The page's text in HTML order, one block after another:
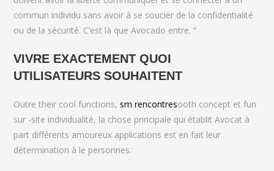
commun individu sans avoir à se soucier de la confidentialité
ou de la sécurité. C’est là que Avocado entre. “
VIVRE EXACTEMENT QUOI
UTILISATEURS SOUHAITENT
Outre their cool functions,sm rencontresooth concept et fun
sur -site individualité, la chose principale qui établit Avocat à
part différents amoureux applications est en fait leur
détermination à le personnes.